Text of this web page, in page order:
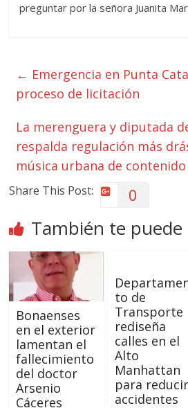
preguntar por la señora Juanita
← Emergencia en Punta
proceso de licitación
La merenguera y diputada
respalda regulación más
música urbana de
Share This Post: 0
También te
Bonaenses
en el exterior
lamentan el
fallecimiento
del doctor
Arsenio
Cáceres
to de
Transporte
rediseña
calles en el
Alto
Manhattan
para reducir
accidentes